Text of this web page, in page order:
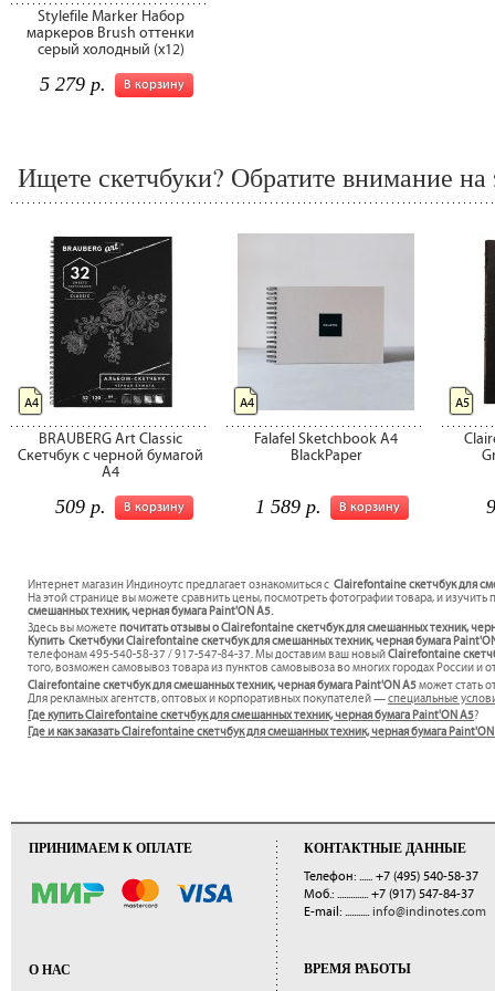
Stylefile Marker Набор
маркеров Brush оттенки
серый холодный (x12)
В корзину
5 279 р.
Ищете скетчбуки? Обратите внимание на
BRAUBERG Art Classic
Скетчбук с черной бумагой
A4
В корзину
509 р.
А4
Falafel Sketchbook A4
BlackPaper
В корзину
1 589 р.
А4 А5
Интернет магазин Индиноутс предлагает ознакомиться с Clairefontaine скетчбук для
На этой странице вы можете сравнить цены, посмотреть фотографии товара, и
смешанных техник, черная бумага Paint'ON A5.
Здесь вы можете почитать отзывы о Clairefontaine скетчбук для смешанных техник,
Купить Скетчбуки Clairefontaine скетчбук для смешанных техник, черная бумага
телефонам 495-540-58-37 / 917-547-84-37. Мы доставим ваш новыйClairefontaine
того, возможен самовывоз товара из пунктов самовывоза во многих городах России и
Clairefontaine скетчбук для смешанных техник, черная бумага Paint'ON A5может стать
Для рекламных агентств, оптовых и корпоративных покупателей —специальные
Где купить Clairefontaine скетчбук для смешанных техник, черная бумага Paint'ON A5?
Где и как заказать Clairefontaine скетчбук для смешанных техник, черная бумага
ПРИНИМАЕМ К ОПЛАТЕ
О НАС
КОНТАКТНЫЕ ДАННЫЕ
Телефон: ...... +7 (495) 540-58-37
Моб.: .............. +7 (917) 547-84-37
E-mail: ........... info@indinotes.com
ВРЕМЯ РАБОТЫ